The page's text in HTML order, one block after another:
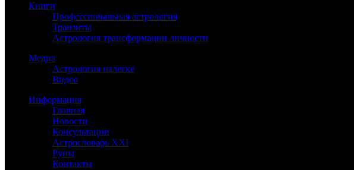
Книги
Профессиональная астрология
Транзиты
Астрология трансформации личности
Медиа
Астрология налегке
Видео
Информация
Главная
Новости
Консультации
Астрословарь XXI
Руны
Контакты